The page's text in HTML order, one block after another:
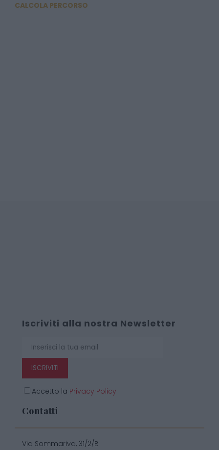
CALCOLA PERCORSO
Iscriviti alla nostra Newsletter
ISCRIVITI
Accetto la Privacy Policy
Contatti
Via Sommariva, 31/2/B